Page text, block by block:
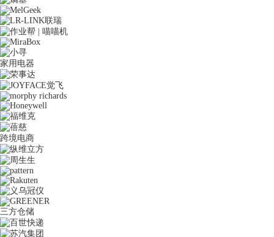
家用电器
跨境电商
三方仓储